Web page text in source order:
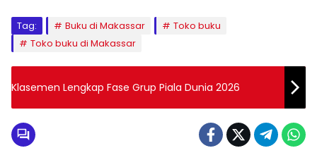
Tag: Buku di Makassar
Toko buku
Toko buku di Makassar
Klasemen Lengkap Fase Grup Piala Dunia 2026